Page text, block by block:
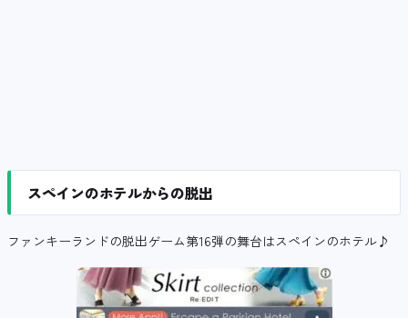
スペインのホテルからの脱出
ファンキーランドの脱出ゲーム第16弾の舞台はスペインのホテル♪